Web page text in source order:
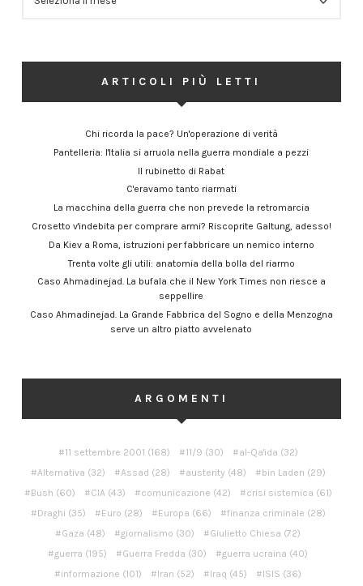
ARTICOLI PIÙ LETTI
Chi ricorda la pace? Un'operazione di verità
Pantelleria: l'Italia si arruola nella guerra mondiale a pezzi
Il rubinetto di Rabat
C'eravamo tanto riarmati
La macchina della guerra che non prevede la retromarcia
Crosetto v'indebita per comprare armi? Riscoprite Galtung, adesso!
Da Kiev a Roma, istruzioni per fabbricare un nemico interno
Trenta volte gli utili: anatomia della bolla del riarmo
Caso Ahmadinejad. La bufala che il New York Times non riesce a
seppellire
Caso Ahmadinejad. La Grande Fabbrica del Sogno e della Menzogna
serve un altro piatto avvelenato
ARGOMENTI
11 settembre 2001 (168) 11/9 (30) al-Qa'ida (32)
Alternativa (32) Assad (28) austerity (48) bin Laden (29)
Bush (60) CIA(43) comunicazione (42) crisi sistemica (61)
Draghi (35) Euro (28) Europa (66) finanza criminale (28)
Gaza (48) giornalismo (30) Giulietto Chiesa (72)
guerra (195) Guerra Fredda (30) guerra ucraina (40)
informazione (101) Iran (52) Iraq (45) ISIS (36)